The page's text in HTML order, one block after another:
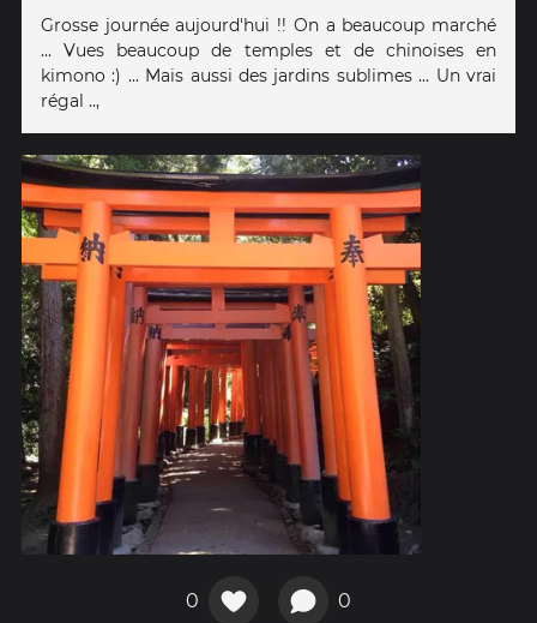
Grosse journée aujourd'hui !! On a beaucoup marché
... Vues beaucoup de temples et de chinoises en
kimono :) ... Mais aussi des jardins sublimes ... Un vrai
régal ..,
0 0